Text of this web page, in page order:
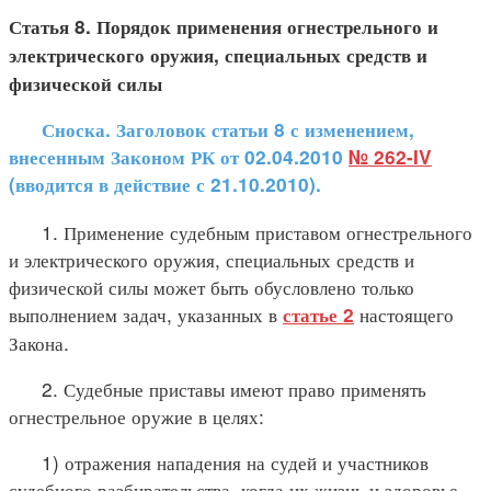
Статья 8. Порядок применения огнестрельного и
электрического оружия, специальных средств и
физической силы
Сноска. Заголовок статьи 8 с изменением,
внесенным Законом РК от 02.04.2010 № 262-IV
(вводится в действие с 21.10.2010).
1. Применение судебным приставом огнестрельного
и электрического оружия, специальных средств и
физической силы может быть обусловлено только
выполнением задач, указанных в статье 2 настоящего
Закона.
2. Судебные приставы имеют право применять
огнестрельное оружие в целях:
1) отражения нападения на судей и участников